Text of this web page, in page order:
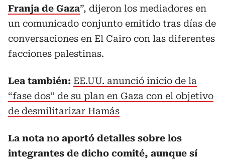
Franja de Gaza”, dijeron los mediadores en
un comunicado conjunto emitido tras días de
conversaciones en El Cairo con las diferentes
facciones palestinas.
Lea también: EE.UU. anunció inicio de la
“fase dos” de su plan en Gaza con el objetivo
de desmilitarizar Hamás
La nota no aportó detalles sobre los
integrantes de dicho comité, aunque sí